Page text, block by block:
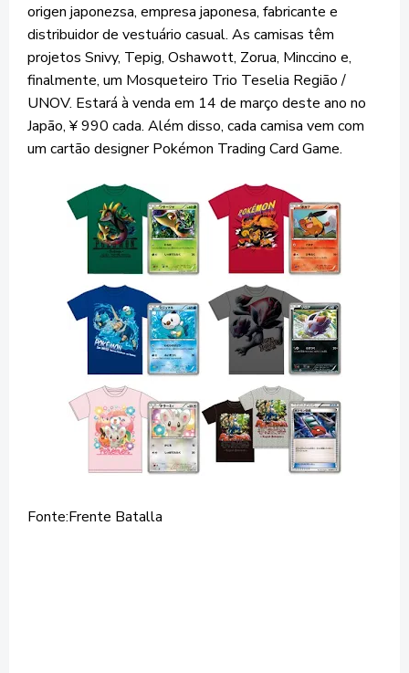
origen japonezsa, empresa japonesa, fabricante e
distribuidor de vestuário casual. As camisas têm
projetos Snivy, Tepig, Oshawott, Zorua, Minccino e,
finalmente, um Mosqueteiro Trio Teselia Região /
UNOV. Estará à venda em 14 de março deste ano no
Japão, ¥ 990 cada. Além disso, cada camisa vem com
um cartão designer Pokémon Trading Card Game.
Fonte:Frente Batalla